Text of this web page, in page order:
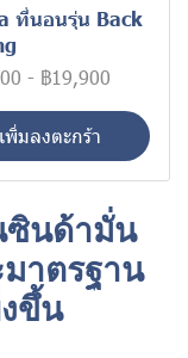
ที่นอนรุ่น Back
- ฿19,900
เพิ่มลงตะกร้า
ซินด้ามั่น
าตรฐาน
ขึ้น